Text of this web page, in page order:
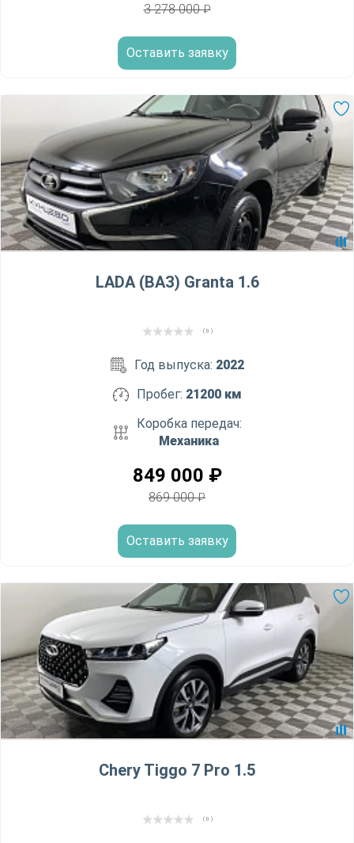
3 278 000₽
Оставить заявку
LADA (ВАЗ) Granta 1.6
( 0 )
Год выпуска: 2022
Пробег: 21200 км
Коробка передач:
Механика
849 000 ₽
869 000₽
Оставить заявку
Chery Tiggo 7 Pro 1.5
( 0 )